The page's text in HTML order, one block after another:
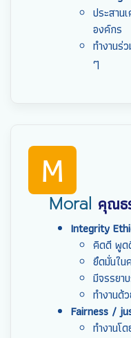
ประสาน
องค์กร
ทำงานร่
ๆ
M
Moral คุณธ
Integrity
คิดดี พูด
ยึดมั่นใน
มีจรรยา
ทำงานด้
Fairness /
ทำงานโ